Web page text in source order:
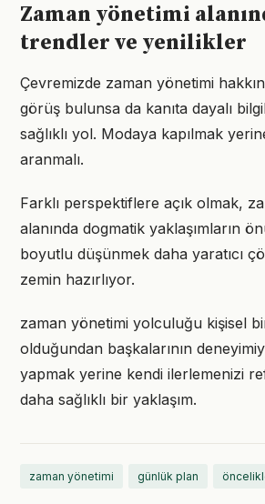
Zaman yönetimi
trendler ve yenilikler
Çevremizde zaman yönetimi
görüş bulunsa da kanıta dayalı
sağlıklı yol. Modaya kapılmak
aranmalı.
Farklı perspektiflere açık olmak,
alanında dogmatik yaklaşımların
boyutlu düşünmek daha yaratıcı
zemin hazırlıyor.
zaman yönetimi yolculuğu kişisel
olduğundan başkalarının
yapmak yerine kendi ilerlemenizi
daha sağlıklı bir yaklaşım.
zaman yönetimi günlük plan